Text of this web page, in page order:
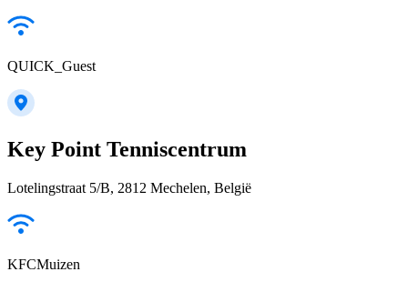
QUICK_Guest
Key Point Tenniscentrum
Lotelingstraat 5/B, 2812 Mechelen, België
KFCMuizen